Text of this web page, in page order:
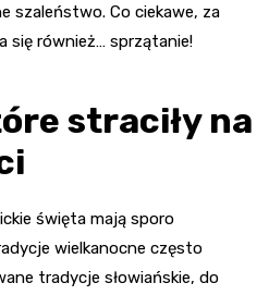
szaleństwo. Co ciekawe, za
się również… sprzątanie!
straciły na
święta mają sporo
wielkanocne często
tradycje słowiańskie, do